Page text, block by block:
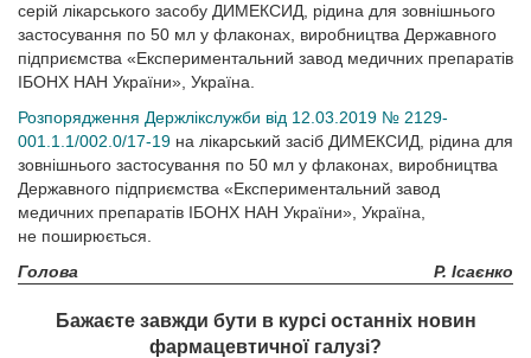
серій лікарського засобу ДИМЕКСИД, рідина для зовнішнього
застосування по 50 мл у флаконах, виробництва Державного
підприємства «Експериментальний завод медичних препаратів
ІБОНХ НАН України», Україна.
Розпорядження Держлікслужби від 12.03.2019 № 2129-
001.1.1/002.0/17-19 на лікарський засіб ДИМЕКСИД, рідина для
зовнішнього застосування по 50 мл у флаконах, виробництва
Державного підприємства «Експериментальний завод
медичних препаратів ІБОНХ НАН України», Україна,
не поширюється.
Голова
Р. Ісаєнко
Бажаєте завжди бути в курсі останніх новин
фармацевтичної галузі?